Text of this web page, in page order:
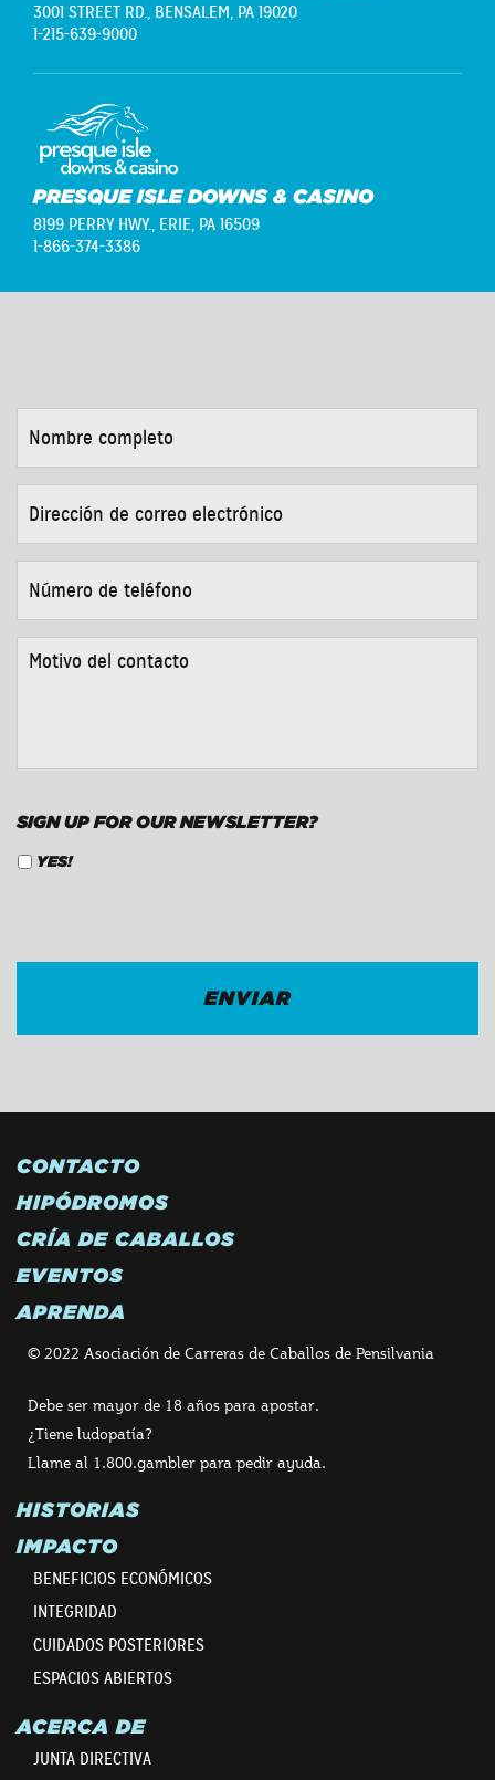
3001 STREET RD., BENSALEM, PA 19020
1-215-639-9000
PRESQUE ISLE DOWNS & CASINO
8199 PERRY HWY., ERIE, PA 16509
1-866-374-3386
COMPLETO *
DE
CORREO
ELECTRÓNICO *
DE
TELÉFONO *
DEL
SIGN UP FOR OUR NEWSLETTER?
YES!
CONTACTO
HIPÓDROMOS
CRÍA DE CABALLOS
EVENTOS
APRENDA
© 2022 Asociación de Carreras de Caballos de Pensilvania
Debe ser mayor de 18 años para apostar.
¿Tiene ludopatía?
Llame al 1.800.gambler para pedir ayuda.
HISTORIAS
IMPACTO
BENEFICIOS ECONÓMICOS
INTEGRIDAD
CUIDADOS POSTERIORES
ESPACIOS ABIERTOS
ACERCA DE
JUNTA DIRECTIVA